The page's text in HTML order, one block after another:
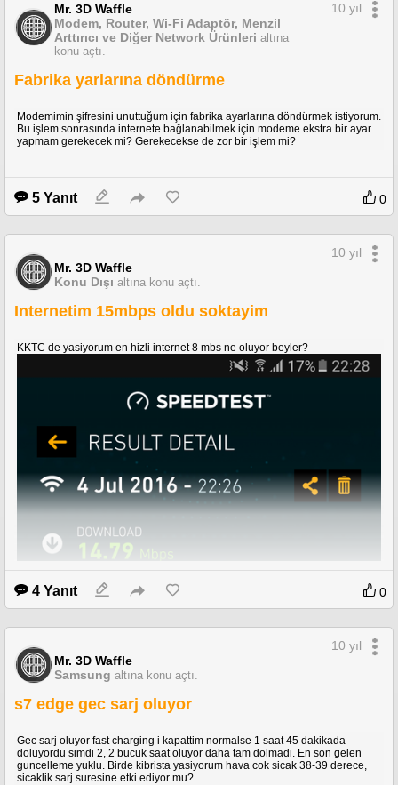
Mr. 3D Waffle
Modem, Router, Wi-Fi Adaptör, Menzil
Arttırıcı ve Diğer Network Ürünleri altına
konu açtı.
10 yıl
Fabrika yarlarına döndürme
Modemimin şifresini unuttuğum için fabrika ayarlarına döndürmek istiyorum.
Bu işlem sonrasında internete bağlanabilmek için modeme ekstra bir ayar
yapmam gerekecek mi? Gerekecekse de zor bir işlem mi?
5 Yanıt 0
Mr. 3D Waffle
Konu Dışı altına konu açtı.
10 yıl
Internetim 15mbps oldu soktayim
KKTC de yasiyorum en hizli internet 8 mbs ne oluyor beyler?
4 Yanıt 0
Mr. 3D Waffle
Samsung altına konu açtı.
10 yıl
s7 edge gec sarj oluyor
Gec sarj oluyor fast charging i kapattim normalse 1 saat 45 dakikada
doluyordu simdi 2, 2 bucuk saat oluyor daha tam dolmadi. En son gelen
guncelleme yuklu. Birde kibrista yasiyorum hava cok sicak 38-39 derece,
sicaklik sarj suresine etki ediyor mu?